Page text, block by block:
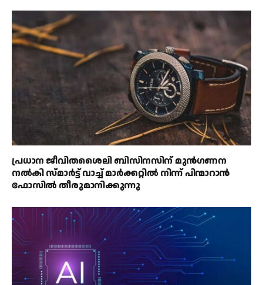
പ്രധാന ജീവിതശൈലി ബിസിനസിന് മുൻഗണന
നൽകി സ്മാർട്ട് വാച്ച് മാർക്കറ്റിൽ നിന്ന് പിന്മാറാൻ
ഫോസിൽ തീരുമാനിക്കുന്നു